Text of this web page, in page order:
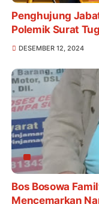
Penghujung
Polemik Surat
DESEMBER 12, 2024
Bos Bosowa
Mencemarkan